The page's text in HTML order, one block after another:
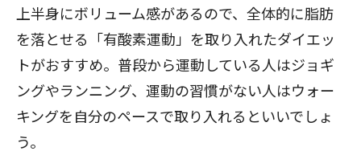
上半身にボリューム感があるので、全体的に脂肪
を落とせる「有酸素運動」を取り入れたダイエッ
トがおすすめ。普段から運動している人はジョギ
ングやランニング、運動の習慣がない人はウォー
キングを自分のペースで取り入れるといいでしょ
う。